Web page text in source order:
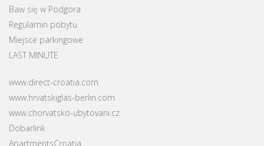
Baw się w Podgora
Regulamin pobytu
Miejsce parkingowe
LAST MINUTE
www.direct-croatia.com
www.hrvatskiglas-berlin.com
www.chorvatsko-ubytovani.cz
Dobarlink
ApartmentsCroatia